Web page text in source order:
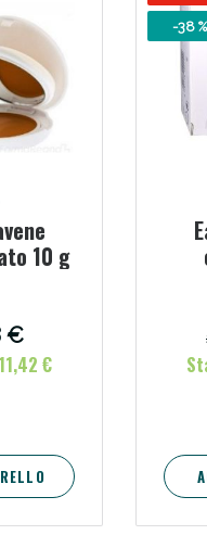
10 g
€
€
-38 %
Prostata: Sconti